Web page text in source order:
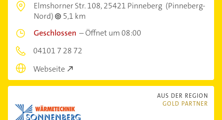
Elmshorner Str. 108,25421 Pinneberg (Pinneberg-
Nord)
5,1 km
Geschlossen –Öffnet um 08:00
04101 7 28 72
Webseite
AUS DER REGION
GOLD PARTNER